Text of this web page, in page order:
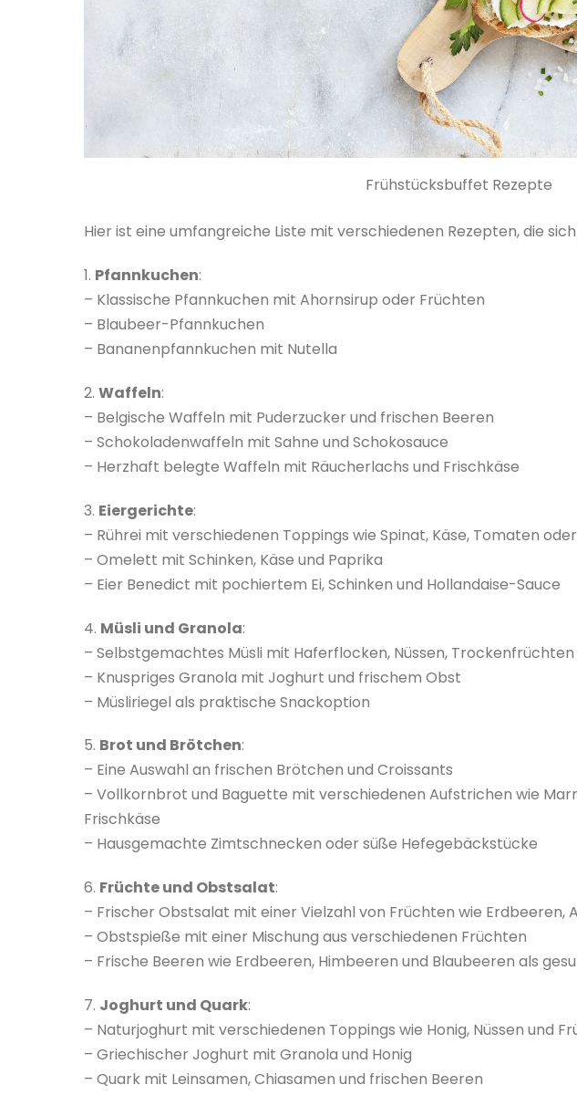
Frühstücksbuffet Rezepte
Hier ist eine umfangreiche Liste mit verschiedenen Rezepten, die
1. Pfannkuchen:
– Klassische Pfannkuchen mit Ahornsirup oder Früchten
– Blaubeer-Pfannkuchen
– Bananenpfannkuchen mit Nutella
2. Waffeln:
– Belgische Waffeln mit Puderzucker und frischen Beeren
– Schokoladenwaffeln mit Sahne und Schokosauce
– Herzhaft belegte Waffeln mit Räucherlachs und Frischkäse
3. Eiergerichte:
– Rührei mit verschiedenen Toppings wie Spinat, Käse, Tomaten
– Omelett mit Schinken, Käse und Paprika
– Eier Benedict mit pochiertem Ei, Schinken und Hollandaise-Sauce
4. Müsli und Granola:
– Selbstgemachtes Müsli mit Haferflocken, Nüssen, Trockenfrüchten
– Knuspriges Granola mit Joghurt und frischem Obst
– Müsliriegel als praktische Snackoption
5. Brot und Brötchen:
– Eine Auswahl an frischen Brötchen und Croissants
– Vollkornbrot und Baguette mit verschiedenen Aufstrichen wie
Frischkäse
– Hausgemachte Zimtschnecken oder süße Hefegebäckstücke
6. Früchte und Obstsalat:
– Frischer Obstsalat mit einer Vielzahl von Früchten wie Erdbeeren,
– Obstspieße mit einer Mischung aus verschiedenen Früchten
– Frische Beeren wie Erdbeeren, Himbeeren und Blaubeeren als
7. Joghurt und Quark:
– Naturjoghurt mit verschiedenen Toppings wie Honig, Nüssen und
– Griechischer Joghurt mit Granola und Honig
– Quark mit Leinsamen, Chiasamen und frischen Beeren